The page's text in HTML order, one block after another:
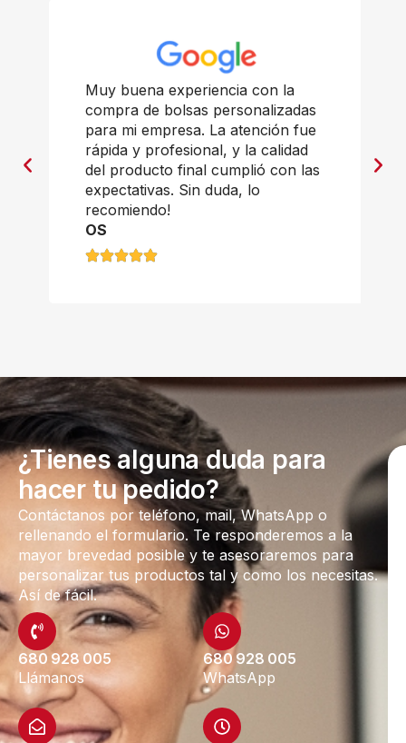
Muy buena experiencia con la
compra de bolsas personalizadas
para mi empresa. La atención fue
rápida y profesional, y la calidad
del producto final cumplió con las
expectativas. Sin duda, lo
recomiendo!
OS
¿Tienes alguna duda para
hacer tu pedido?
Contáctanos por teléfono, mail, WhatsApp o
rellenando el formulario. Te responderemos a la
mayor brevedad posible y te asesoraremos para
personalizar tus productos tal y como los necesitas.
Así de fácil.
680 928 005
Llámanos
680 928 005
WhatsApp